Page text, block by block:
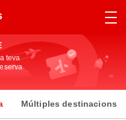
teva
Múltiples destinacions